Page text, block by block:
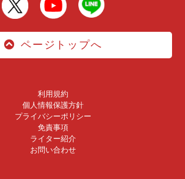
ページトップへ
利用規約
個人情報保護方針
プライバシーポリシー
免責事項
ライター紹介
お問い合わせ